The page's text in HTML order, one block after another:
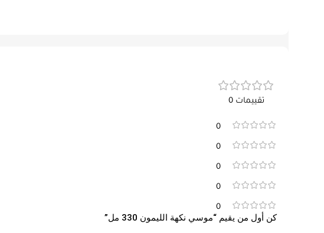
تقييمات 0
0
0
0
0
0
كن أول من يقيم “موسي نكهة الليمون 330 مل”